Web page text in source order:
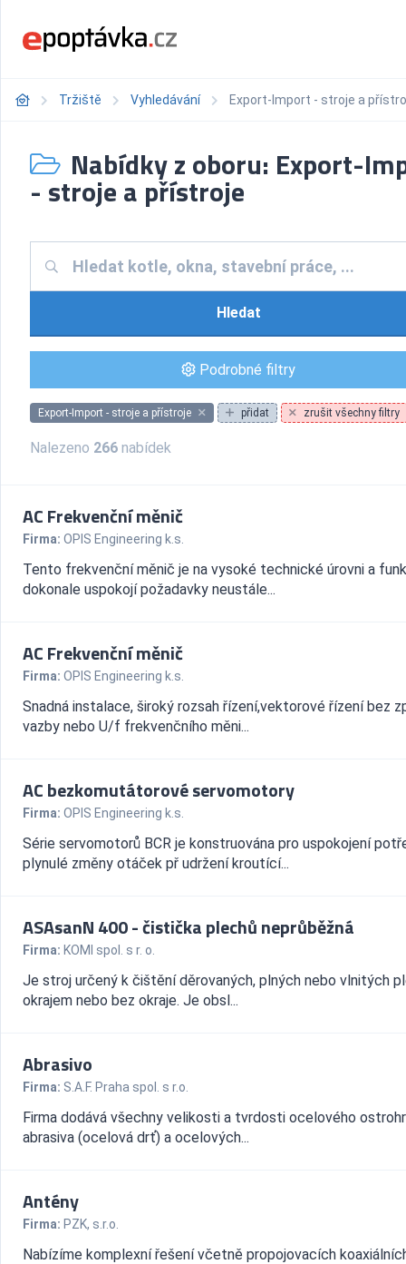
Tržiště Vyhledávání Export-Import - stroje a
Nabídky z oboru: Export-
- stroje a přístroje
Hledat
Podrobné filtry
Export-Import - stroje a přístroje přidat zrušit všechny filtry
Nalezeno 266 nabídek
AC Frekvenční měnič
Firma: OPIS Engineering k.s.
Tento frekvenční měnič je na vysoké technické úrovni a
dokonale uspokojí požadavky neustále...
AC Frekvenční měnič
Firma: OPIS Engineering k.s.
Snadná instalace, široký rozsah řízení,vektorové řízení bez
vazby nebo U/f frekvenčního měni...
AC bezkomutátorové servomotory
Firma: OPIS Engineering k.s.
Série servomotorů BCR je konstruována pro uspokojení
plynulé změny otáček př udržení kroutící...
ASAsanN 400 - čistička plechů neprůběžná
Firma: KOMI spol. s r. o.
Je stroj určený k čištění děrovaných, plných nebo vlnitých
okrajem nebo bez okraje. Je obsl...
Abrasivo
Firma: S.A.F. Praha spol. s r.o.
Firma dodává všechny velikosti a tvrdosti ocelového
abrasiva (ocelová drť) a ocelových...
Antény
Firma: PZK, s.r.o.
Nabízíme komplexní řešení včetně propojovacích